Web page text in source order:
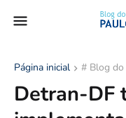
Página inicial # Blog
Detran-DF